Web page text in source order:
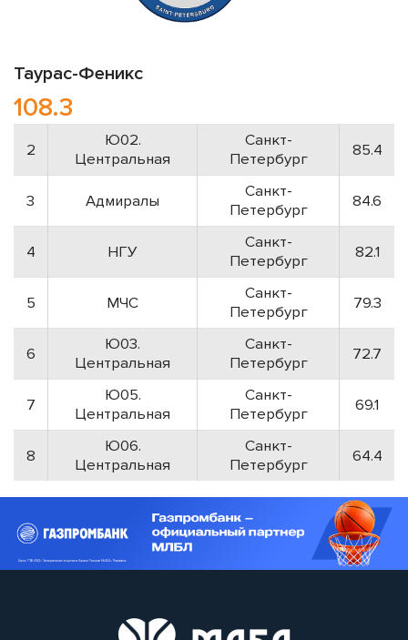
Таурас-Феникс
108.3
2
Ю02.
Центральная
Санкт-
Петербург
85.4
3 Адмиралы
Санкт-
Петербург
84.6
4 НГУ
Санкт-
Петербург
82.1
5 МЧС
Санкт-
Петербург
79.3
6
Ю03.
Центральная
Санкт-
Петербург
72.7
7
Ю05.
Центральная
Санкт-
Петербург
69.1
8
Ю06.
Центральная
Санкт-
Петербург
64.4